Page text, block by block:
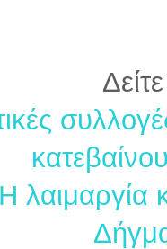
Η λαιμαργία